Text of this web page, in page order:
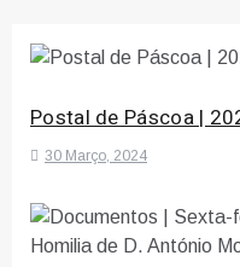
Postal de Páscoa |
30 Março, 2024